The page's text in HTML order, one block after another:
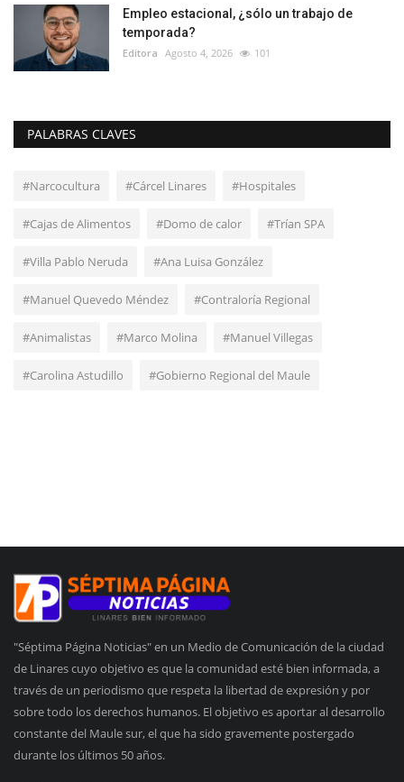
Empleo estacional, ¿sólo un trabajo de
temporada?
Editora Agosto 4, 2026 101
PALABRAS CLAVES
#Narcocultura #Cárcel Linares #Hospitales
#Cajas de Alimentos #Domo de calor #Trían SPA
#Villa Pablo Neruda #Ana Luisa González
#Manuel Quevedo Méndez #Contraloría Regional
#Animalistas #Marco Molina #Manuel Villegas
#Carolina Astudillo #Gobierno Regional del Maule
"Séptima Página Noticias" en un Medio de Comunicación de la ciudad
de Linares cuyo objetivo es que la comunidad esté bien informada, a
través de un periodismo que respeta la libertad de expresión y por
sobre todo los derechos humanos. El objetivo es aportar al desarrollo
constante del Maule sur, el que ha sido gravemente postergado
durante los últimos 50 años.